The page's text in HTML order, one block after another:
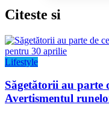
Citeste si
Lifestyle
Săgetătorii au parte
Avertismentul